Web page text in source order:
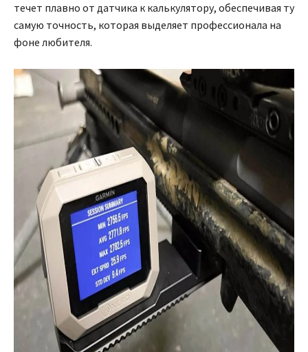
течет плавно от датчика к калькулятору, обеспечивая ту
самую точность, которая выделяет профессионала на
фоне любителя.